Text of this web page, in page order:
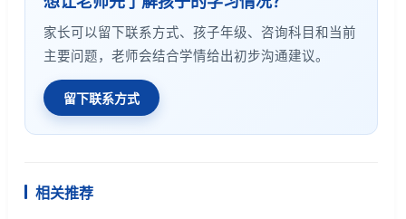
家长可以留下联系方式、孩子年级、咨询科目和当前
主要问题，老师会结合学情给出初步沟通建议。
留下联系方式
相关推荐